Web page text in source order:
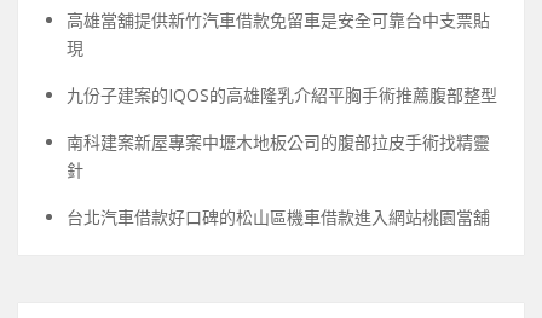
高雄當舖提供新竹汽車借款免留車是安全可靠台中支票貼
現
九份子建案的IQOS的高雄隆乳介紹平胸手術推薦腹部整型
南科建案新屋專案中壢木地板公司的腹部拉皮手術找精靈
針
台北汽車借款好口碑的松山區機車借款進入網站桃園當舖